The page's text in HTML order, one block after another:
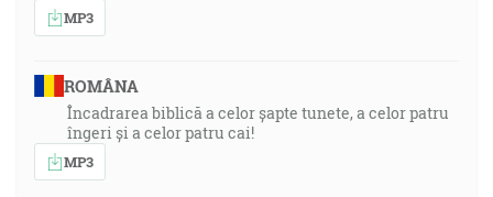
MP3
ROMÂNA
Încadrarea biblică a celor șapte tunete, a celor patru
îngeri și a celor patru cai!
MP3